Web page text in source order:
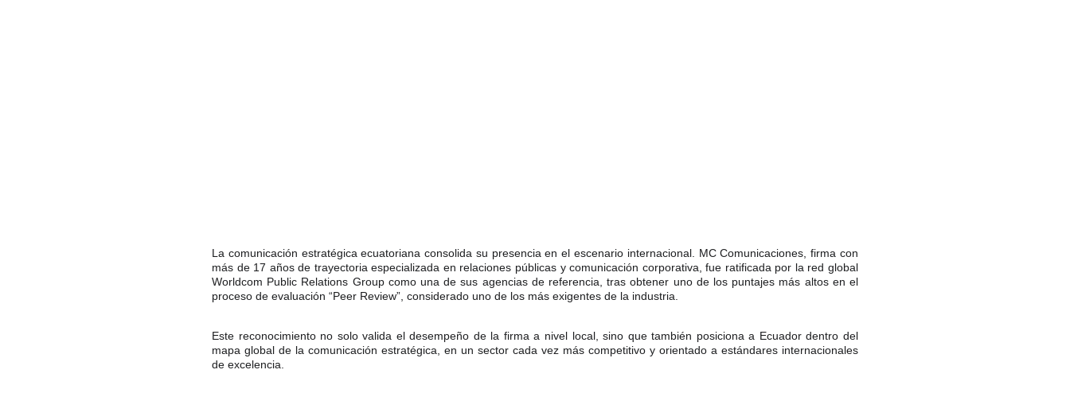
La comunicación estratégica ecuatoriana consolida su presencia en el escenario internacional. MC Comunicaciones, firma con
más de 17 años de trayectoria especializada en relaciones públicas y comunicación corporativa, fue ratificada por la red global
Worldcom Public Relations Group como una de sus agencias de referencia, tras obtener uno de los puntajes más altos en el
proceso de evaluación “Peer Review”, considerado uno de los más exigentes de la industria.
Este reconocimiento no solo valida el desempeño de la firma a nivel local, sino que también posiciona a Ecuador dentro del
mapa global de la comunicación estratégica, en un sector cada vez más competitivo y orientado a estándares internacionales
de excelencia.